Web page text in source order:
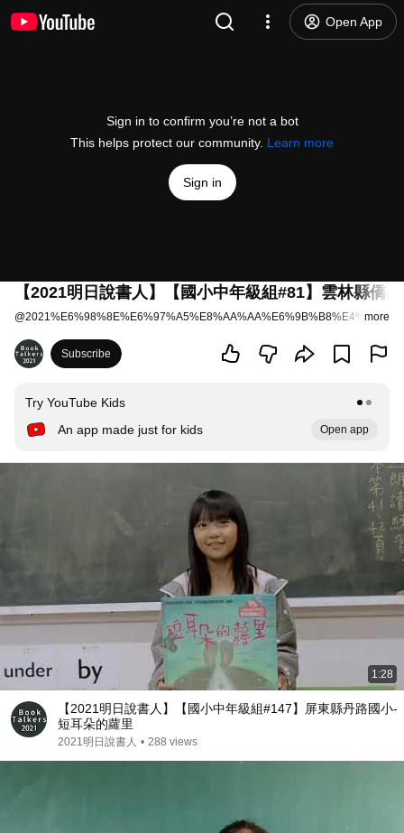
Open App
Sign in to confirm you’re not a bot
This helps protect our community. Learn more
Sign in
【2021明日說書人】【國小中年級組#81】雲林縣僑
@2021%E6%98%8E%E6%97%A5%E8%AA%AA%E6%9B%B8%E4%BA%BA
more
Subscribe
Try YouTube Kids
An app made just for kids
Open app
1:28
【2021明日說書人】【國小中年級組#147】屏東縣丹路國小-
短耳朵的蘿里
2021明日說書人 • 288 views